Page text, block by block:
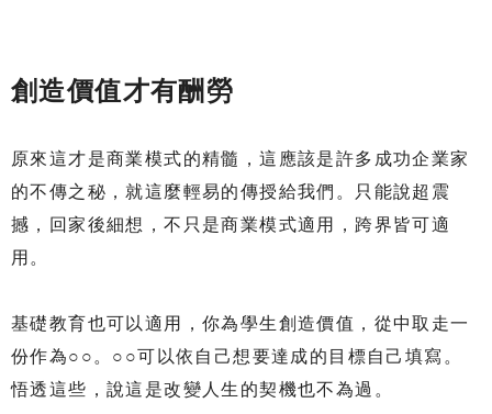
創造價值才有酬勞
原來這才是商業模式的精髓，這應該是許多成功企業家
的不傳之秘，就這麼輕易的傳授給我們。只能說超震
撼，回家後細想，不只是商業模式適用，跨界皆可適
用。
基礎教育也可以適用，你為學生創造價值，從中取走一
份作為○○。○○可以依自己想要達成的目標自己填寫。
悟透這些，說這是改變人生的契機也不為過。